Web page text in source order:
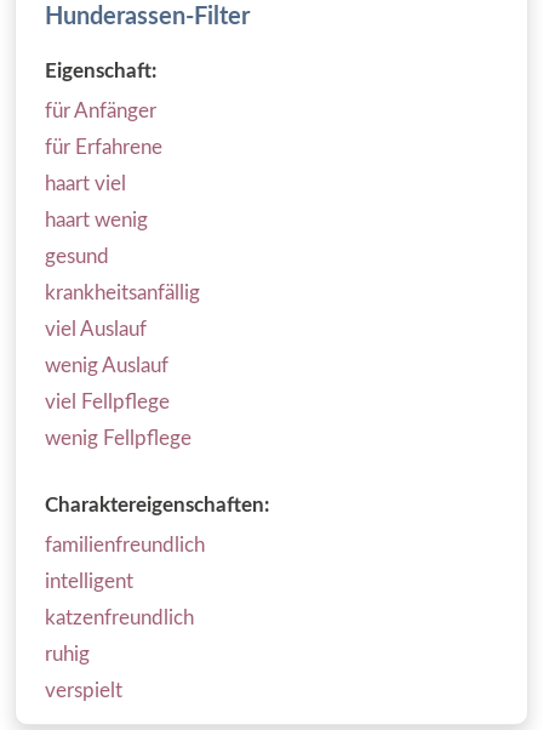
Hunderassen-Filter
Eigenschaft:
für Anfänger
für Erfahrene
haart viel
haart wenig
gesund
krankheitsanfällig
viel Auslauf
wenig Auslauf
viel Fellpflege
wenig Fellpflege
Charaktereigenschaften:
familienfreundlich
intelligent
katzenfreundlich
ruhig
verspielt